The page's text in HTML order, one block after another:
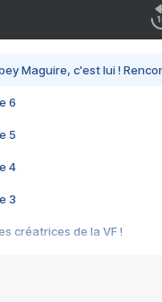
Maguire, c'est lui !
6
5
4
3
créatrices de la VF !